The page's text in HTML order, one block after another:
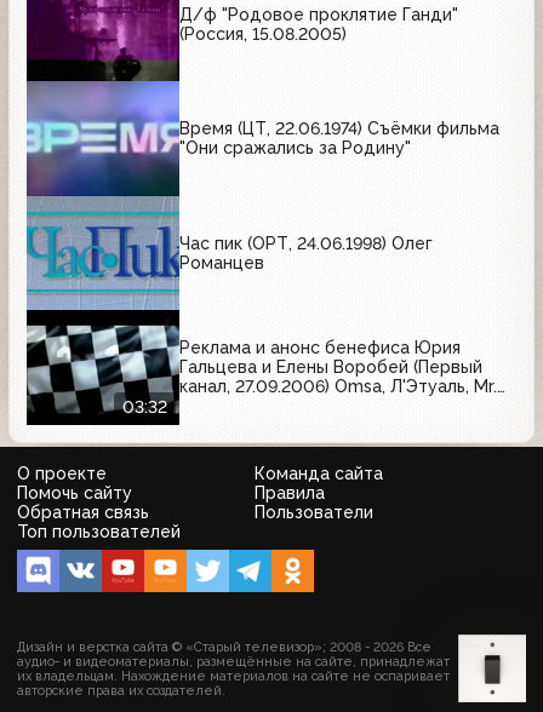
Д/ф "Родовое проклятие Ганди"
(Россия, 15.08.2005)
Время (ЦТ, 22.06.1974) Съёмки фильма
"Они сражались за Родину"
Час пик (ОРТ, 24.06.1998) Олег
Романцев
03:32
Реклама и анонс бенефиса Юрия
Гальцева и Елены Воробей (Первый
канал, 27.09.2006) Omsa, Л'Этуаль, Mr.
М.Видео, РБК daily, Рамстор, Ново-
О проекте
Команда сайта
Помочь сайту
Правила
Обратная связь
Пользователи
Топ пользователей
Дизайн и верстка сайта © «Старый телевизор»; 2008 - 2026 Все
аудио- и видеоматериалы, размещённые на сайте, принадлежат
их владельцам. Нахождение материалов на сайте не оспаривает
авторские права их создателей.